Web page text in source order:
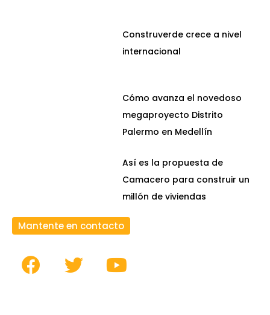
Construverde crece a nivel
internacional
Cómo avanza el novedoso
megaproyecto Distrito
Palermo en Medellín
Así es la propuesta de
Camacero para construir un
millón de viviendas
Mantente en contacto